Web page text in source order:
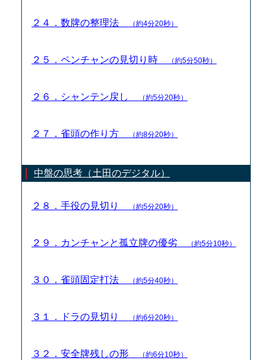
２４．数牌の整理法 （約4分20秒）
２５．ペンチャンの見切り時 （約5分50秒）
２６．シャンテン戻し （約5分20秒）
２７．雀頭の作り方 （約8分20秒）
中盤の思考（土田のデジタル）
２８．手役の見切り （約5分20秒）
２９．カンチャンと孤立牌の優劣 （約5分10秒）
３０．雀頭固定打法 （約5分40秒）
３１．ドラの見切り （約6分20秒）
３２．安全牌残しの形 （約6分10秒）